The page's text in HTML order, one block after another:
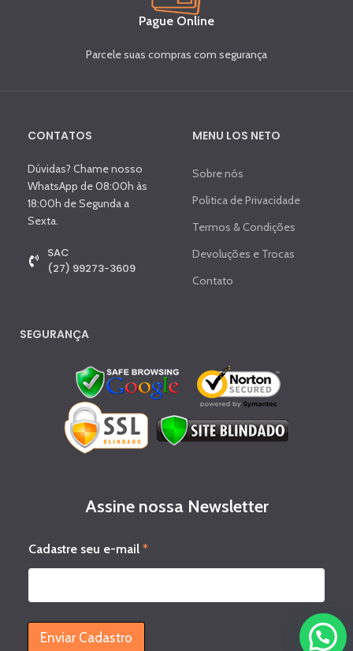
Pague Online
Parcele suas compras com segurança
CONTATOS
Dúvidas? Chame nosso
WhatsApp de 08:00h às
18:00h de Segunda a
Sexta.
SAC
(27) 99273-3609
MENU LOS NETO
Sobre nós
Politica de Privacidade
Termos & Condições
Devoluções e Trocas
Contato
SEGURANÇA
Assine nossa Newsletter
a
d
s
r
Cadastre seu e-mail*
Enviar Cadastro